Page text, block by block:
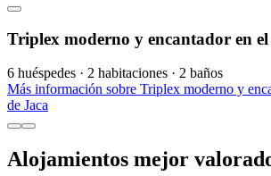
Triplex moderno y encantador en el
6 huéspedes · 2 habitaciones · 2 baños
Más información sobre Triplex moderno y
de Jaca
Alojamientos mejor